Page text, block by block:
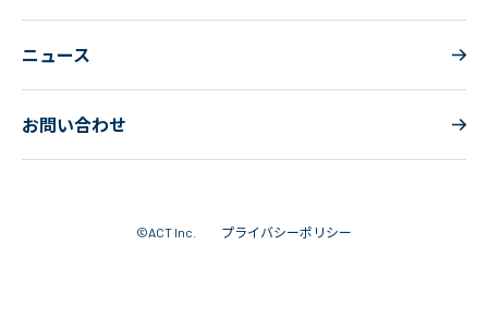
ニュース
お問い合わせ
©ACT Inc. プライバシーポリシー